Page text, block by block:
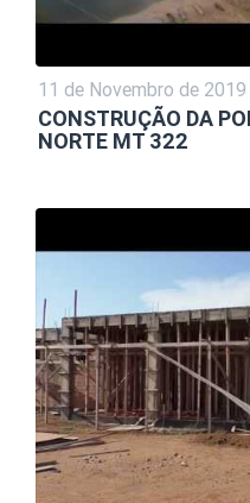
11 de Novembro de 2019
CONSTRUÇÃO DA
NORTE MT 322